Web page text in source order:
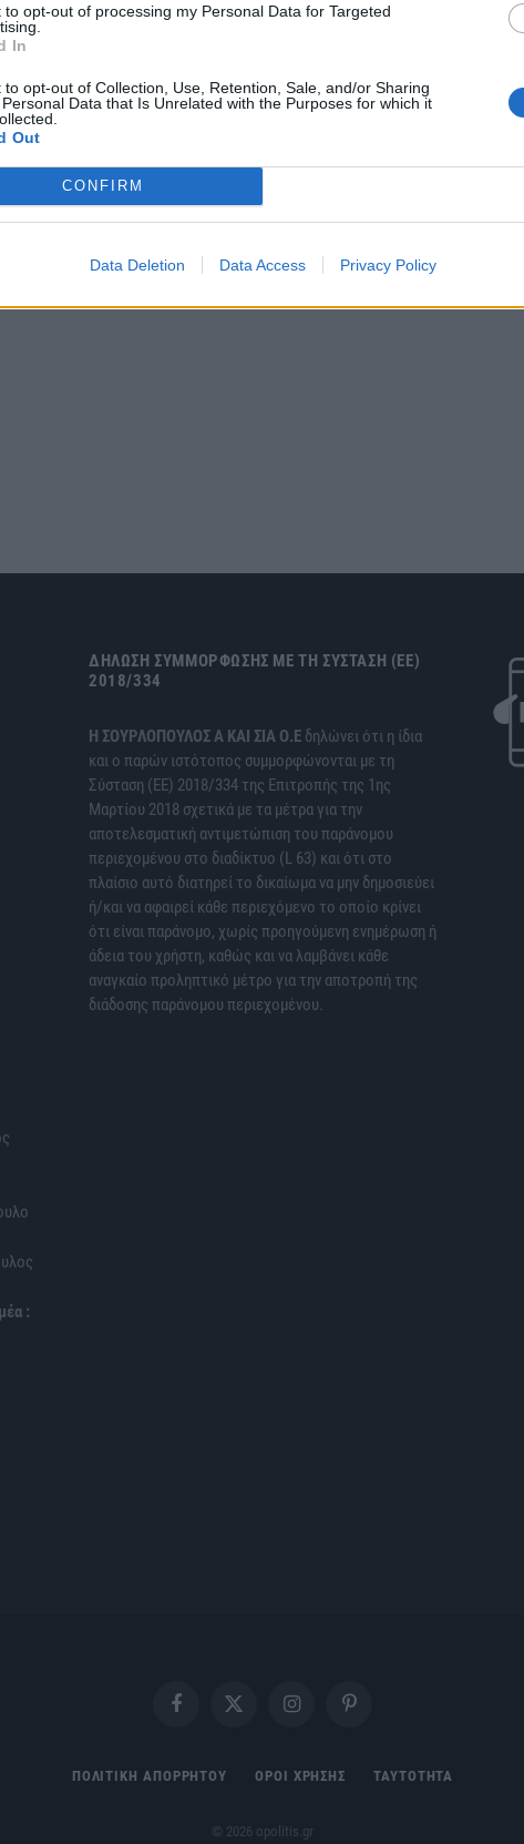
to opt-out of processing my Personal Data for Targeted
In
to opt-out of Collection, Use, Retention, Sale, and/or Sharing
Data that Is Unrelated with the Purposes for which it
Out
CONFIRM
Data Deletion Data Access Privacy Policy
:
ΔΉΛΩΣΗ ΣΥΜΜΌΡΦΩΣΗΣ ΜΕ ΤΗ ΣΎΣΤΑΣΗ (ΕΕ)
2018/334
H ΣΟΥΡΛΟΠΟΥΛΟΣ Α ΚΑΙ ΣΙΑ Ο.Ε δηλώνει ότι η ίδια
και ο παρών ιστότοπος συμμορφώνονται με τη
Σύσταση (ΕΕ) 2018/334 της Επιτροπής της 1ης
Μαρτίου 2018 σχετικά με τα μέτρα για την
αποτελεσματική αντιμετώπιση του παράνομου
περιεχομένου στο διαδίκτυο (L 63) και ότι στο
πλαίσιο αυτό διατηρεί το δικαίωμα να μην δημοσιεύει
ή/και να αφαιρεί κάθε περιεχόμενο το οποίο κρίνει
ότι είναι παράνομο, χωρίς προηγούμενη ενημέρωση ή
άδεια του χρήστη, καθώς και να λαμβάνει κάθε
αναγκαίο προληπτικό μέτρο για την αποτροπή της
διάδοσης παράνομου περιεχομένου.
FacebookX
InstagramPinterest
ΠΟΛΙΤΙΚΗ ΑΠΟΡΡΗΤΟΥ ΟΡΟΙ ΧΡΗΣΗΣ ΤΑΥΤΟΤΗΤΑ
© 2026 opolitis.gr